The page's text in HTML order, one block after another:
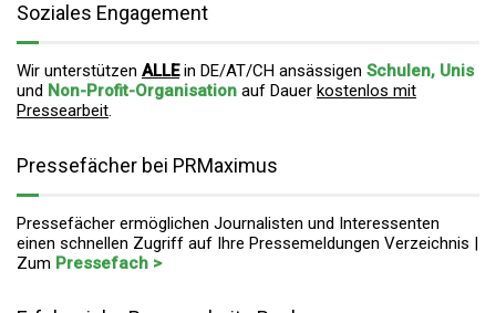
Soziales Engagement
Wir unterstützen ALLEin DE/AT/CH ansässigen Schulen, Unis
und Non-Profit-Organisation auf Dauer kostenlos mit
Pressearbeit.
Pressefächer bei PRMaximus
Pressefächer ermöglichen Journalisten und Interessenten
einen schnellen Zugriff auf Ihre Pressemeldungen Verzeichnis |
Zum Pressefach >